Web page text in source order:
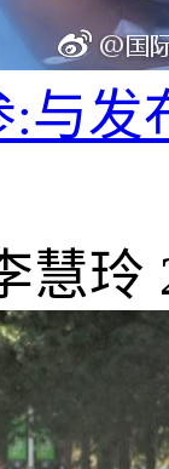
与发
慧玲